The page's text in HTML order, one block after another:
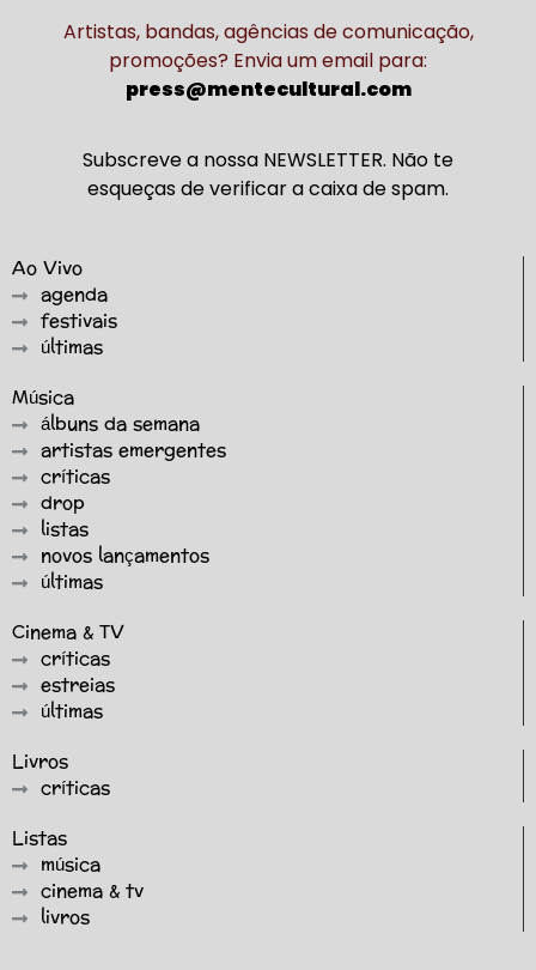
Artistas, bandas, agências de comunicação,
promoções? Envia um email para:
press@mentecultural.com
Subscreve a nossa NEWSLETTER. Não te
esqueças de verificar a caixa de spam.
Ao Vivo
agenda
festivais
últimas
Música
álbuns da semana
artistas emergentes
críticas
drop
listas
novos lançamentos
últimas
Cinema & TV
críticas
estreias
últimas
Livros
críticas
Listas
música
cinema & tv
livros